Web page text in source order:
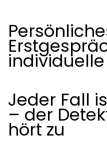
Jeder Fall
– der
hört zu